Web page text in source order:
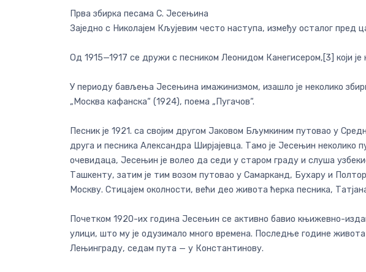
Прва збирка песама С. Јесењина
Заједно с Николајем Кљујевим често наступа, између осталог
Од 1915—1917 се дружи с песником Леонидом Канегисером,[3] који је
У периоду бављења Јесењина имажинизмом, изашло је неколико
„Москва кафанска“ (1924), поема „Пугачов“.
Песник је 1921. са својим другом Јаковом Бљумкиним путовао у
друга и песника Александра Ширјајевца. Тамо је Јесењин
очевидаца, Јесењин је волео да седи у старом граду и слуша
Ташкенту, затим је тим возом путовао у Самарканд, Бухару и
Москву. Стицајем околности, већи део живота ћерка песника,
Почетком 1920-их година Јесењин се активно бавио књижевно-
улици, што му је одузимало много времена. Последње године
Лењинграду, седам пута — у Константинову.